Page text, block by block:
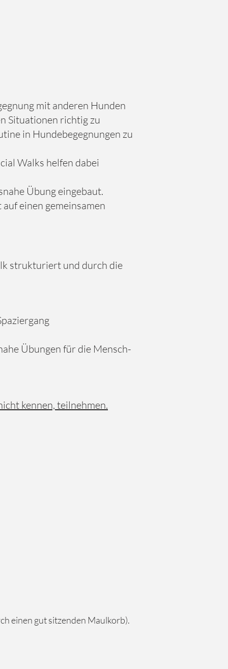
mit anderen Hunden
Situationen richtig zu
in Hundebegegnungen zu
Walks helfen dabei
Übung eingebaut.
einen gemeinsamen
strukturiert und durch die
Übungen für die Mensch-
kennen, teilnehmen.
einen gut sitzenden Maulkorb).